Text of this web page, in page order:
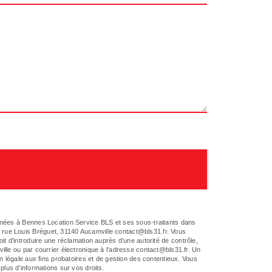
à Bennes Location Service BLS et ses sous-traitants dans
Louis Bréguet, 31140 Aucamville contact@bls31.fr. Vous
une réclamation auprès d’une autorité de contrôle,
ou par courrier électronique à l'adresse contact@bls31.fr. Un
aux fins probatoires et de gestion des contentieux. Vous
d’informations sur vos droits.